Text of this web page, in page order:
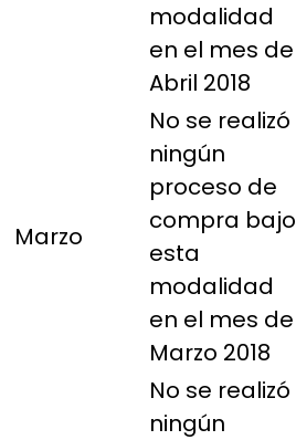
modalidad
en el mes de
Abril 2018
Marzo
No se realizó
ningún
proceso de
compra bajo
esta
modalidad
en el mes de
Marzo 2018
No se realizó
ningún